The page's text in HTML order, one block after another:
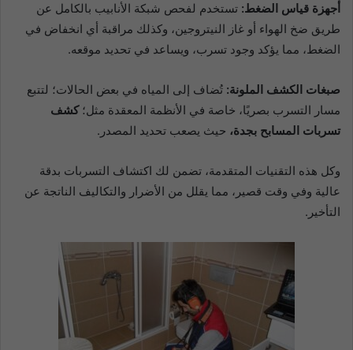
أجهزة قياس الضغط: تستخدم لفحص شبكة الأنابيب بالكامل عن
طريق ضخ الهواء أو غاز النيتروجين، وكذلك مراقبة أي انخفاض في
الضغط، مما يؤكد وجود تسرب، ويساعد في تحديد موقعه.
صبغات الكشف الملونة: تُضاف إلى المياه في بعض الحالات؛ لتتبع
مسار التسرب بصريًا، خاصة في الأنظمة المعقدة مثل؛كشف
تسربات المسابح بجدة، حيث يصعب تحديد المصدر.
وكل هذه التقنيات المتقدمة، تضمن لك اكتشاف التسربات بدقة
عالية وفي وقت قصير، مما يقلل من الأضرار والتكاليف الناتجة عن
التأخير.